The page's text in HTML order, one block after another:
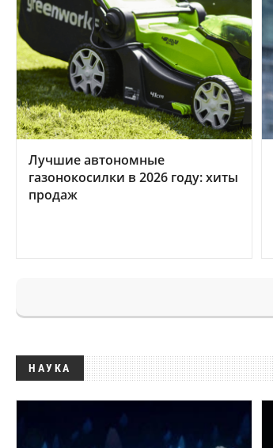
Лучшие автономные
газонокосилки в 2026 году: хиты
продаж
НАУКА